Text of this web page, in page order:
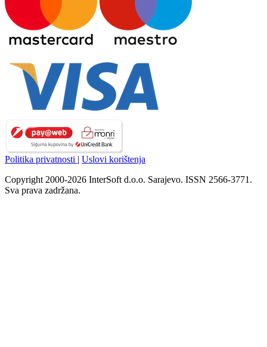
Politika privatnosti | Uslovi korištenja
Copyright 2000-2026 InterSoft d.o.o. Sarajevo. ISSN 2566-3771.
Sva prava zadržana.